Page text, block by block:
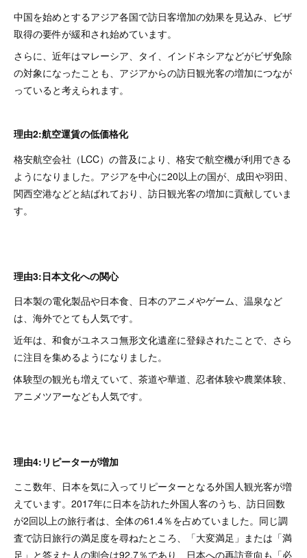
中国を始めとするアジア各国で訪日客増加の効果を見込み、ビザ
取得の要件が緩和され始めています。
さらに、近年はマレーシア、タイ、インドネシアなどがビザ免除
の対象になったことも、アジアからの訪日観光客の増加につなが
っていると考えられます。
理由2:航空運賃の低価格化
格安航空会社（LCC）の普及により、格安で航空機が利用できる
ようになりました。アジアを中心に20以上の国が、成田や羽田、
関西空港などと結ばれており、訪日観光客の増加に貢献していま
す。
理由3:日本文化への関心
日本製の電化製品や日本食、日本のアニメやゲーム、温泉など
は、海外でとても人気です。
近年は、和食がユネスコ無形文化遺産に登録されたことで、さら
に注目を集めるようになりました。
体験型の観光も増えていて、茶道や華道、忍者体験や農業体験、
アニメツアーなども人気です。
理由4:リピーターが増加
ここ数年、日本を気に入ってリピーターとなる外国人観光客が増
えています。2017年に日本を訪れた外国人客のうち、訪日回数
が2回以上の旅行者は、全体の61.4％を占めていました。同じ調
査で訪日旅行の満足度を尋ねたところ、「大変満足」または「満
足」と答えた人の割合は92.7％であり、日本への再訪意向も「必